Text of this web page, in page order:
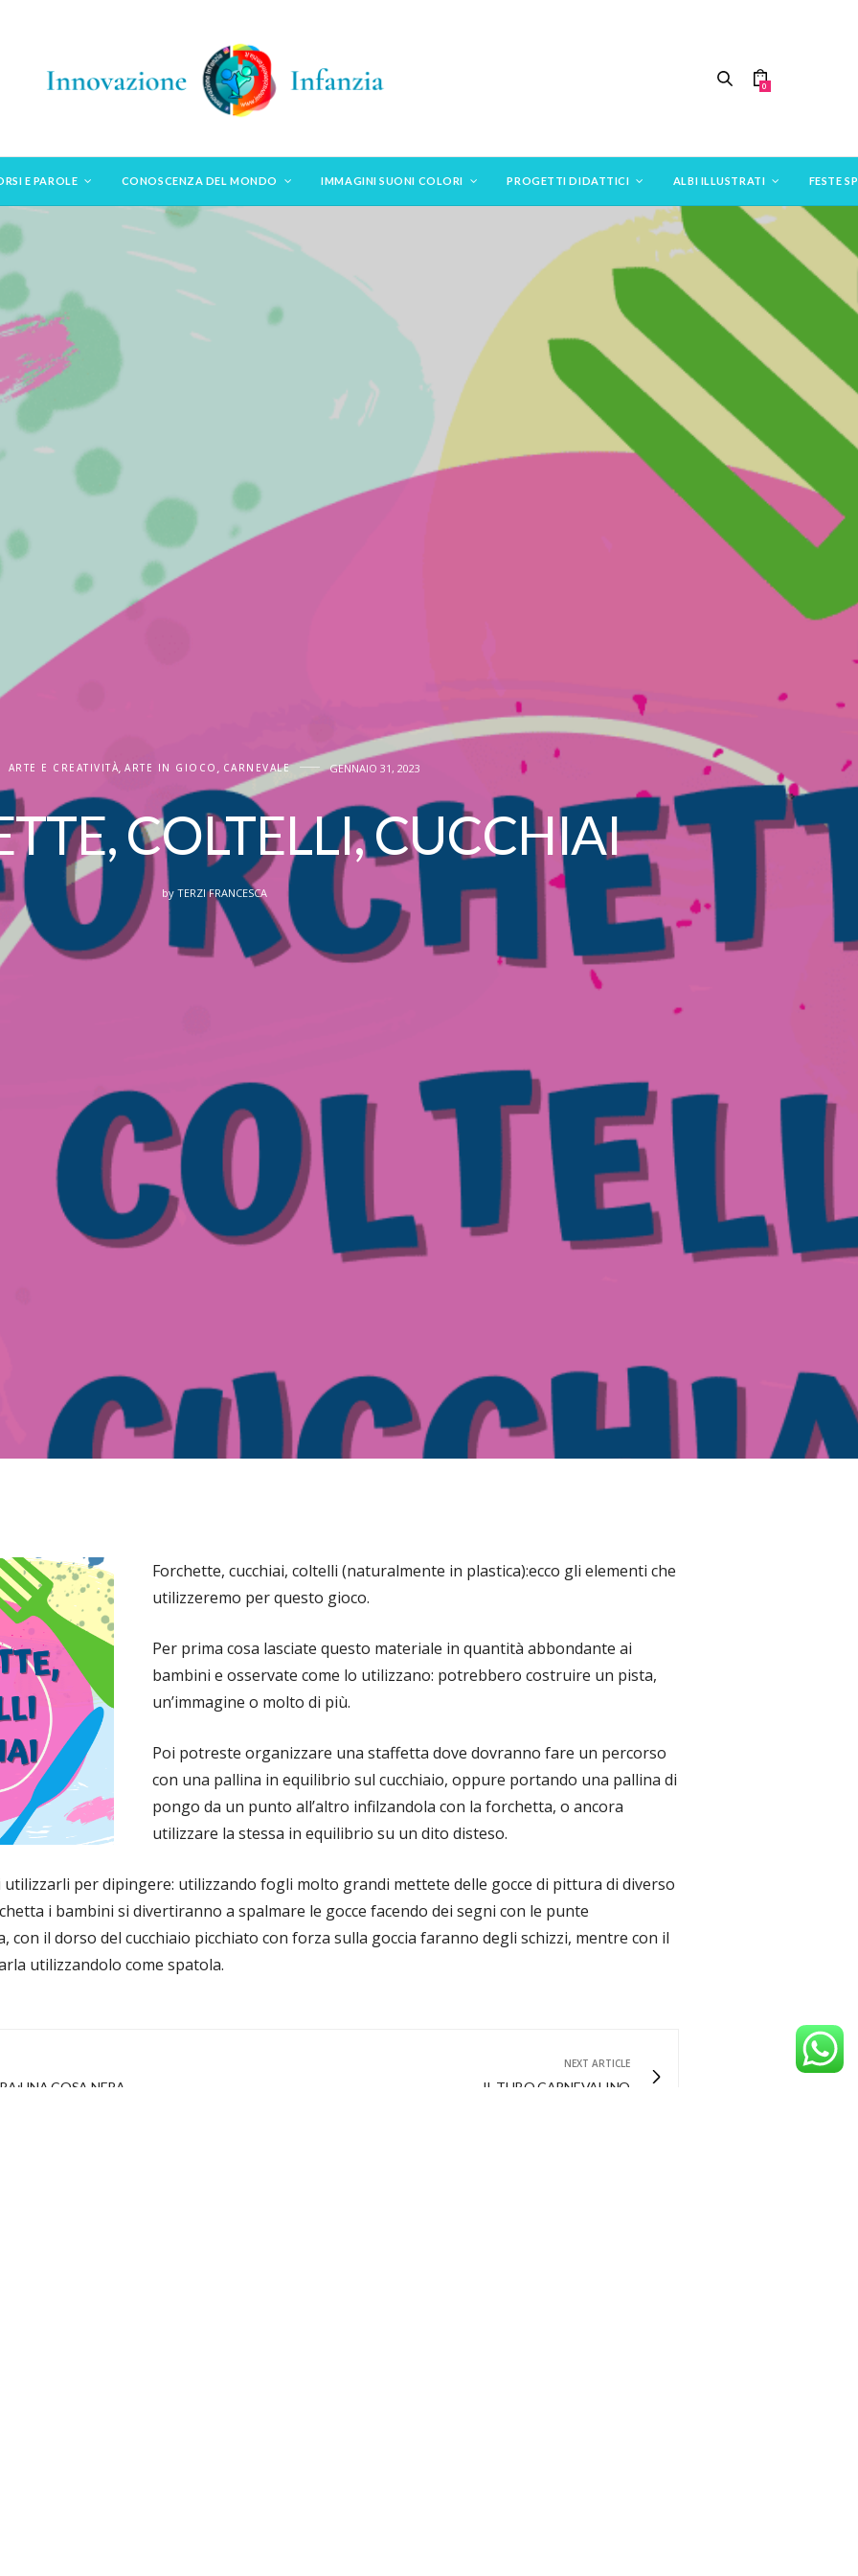
0
E PAROLE CONOSCENZA DEL MONDO IMMAGINI SUONI COLORI PROGETTI DIDATTICI ALBI ILLUSTRATI FESTE
ARTE E CREATIVITÀ, ARTE IN GIOCO , CARNEVALE GENNAIO 31, 2023
COLTELLI, CUCCHIAI
by TERZI FRANCESCA
Forchette, cucchiai, coltelli (naturalmente in plastica):ecco gli elementi che
utilizzeremo per questo gioco.
Per prima cosa lasciate questo materiale in quantità abbondante ai
bambini e osservate come lo utilizzano: potrebbero costruire un pista,
un’immagine o molto di più.
Poi potreste organizzare una staffetta dove dovranno fare un percorso
con una pallina in equilibrio sul cucchiaio, oppure portando una pallina di
pongo da un punto all’altro infilzandola con la forchetta, o ancora
utilizzare la stessa in equilibrio su un dito disteso.
utilizzarli per dipingere: utilizzando fogli molto grandi mettete delle gocce di pittura di diverso
i bambini si divertiranno a spalmare le gocce facendo dei segni con le punte
con il dorso del cucchiaio picchiato con forza sulla goccia faranno degli schizzi, mentre con il
utilizzandolo come spatola.
COSA NERA
NEXT ARTICLE
IL TUBO CARNEVALINO